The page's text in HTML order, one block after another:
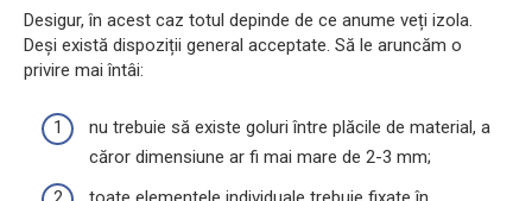
Desigur, în acest caz totul depinde de ce anume veți izola.
Deși există dispoziții general acceptate. Să le aruncăm o
privire mai întâi:
nu trebuie să existe goluri între plăcile de material, a
căror dimensiune ar fi mai mare de 2-3 mm;